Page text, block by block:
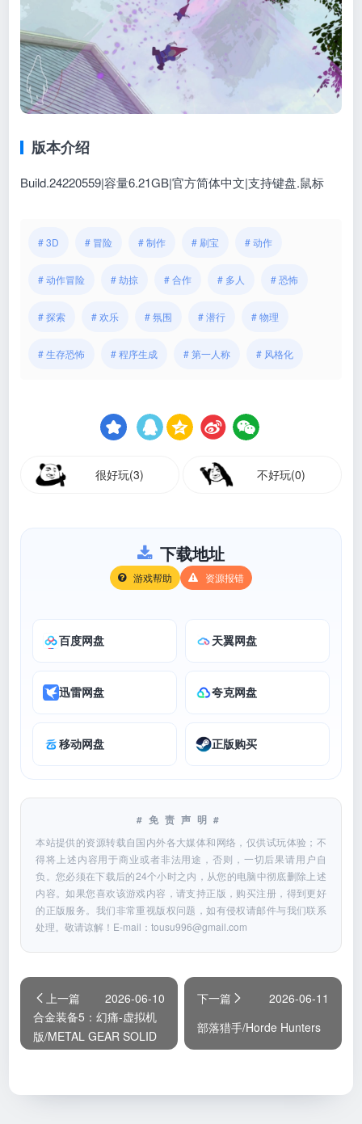
版本介绍
Build.24220559|容量6.21GB|官方简体中文|支持键盘.鼠标
# 3D # 冒险 # 制作 # 刷宝 # 动作
# 动作冒险 # 劫掠 # 合作 # 多人 # 恐怖
# 探索 # 欢乐 # 氛围 # 潜行 # 物理
# 生存恐怖 # 程序生成 # 第一人称 # 风格化
很好玩(3) 不好玩(0)
下载地址
游戏帮助 资源报错
百度网盘 天翼网盘
迅雷网盘 夸克网盘
移动网盘 正版购买
#免责声明#
本站提供的资源转载自国内外各大媒体和网络，仅供试玩体验；不
得将上述内容用于商业或者非法用途，否则，一切后果请用户自
负。您必须在下载后的24个小时之内，从您的电脑中彻底删除上述
内容。如果您喜欢该游戏内容，请支持正版，购买注册，得到更好
的正版服务。我们非常重视版权问题，如有侵权请邮件与我们联系
处理。敬请谅解！E-mail：tousu996@gmail.com
上一篇
2026-06-10
合金装备5：幻痛-虚拟机
版/METAL GEAR SOLID
V: THE PHANTOM PAIN
下一篇
2026-06-11
部落猎手/Horde Hunters